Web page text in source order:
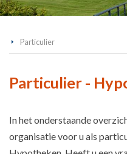
Particulier
Particulier -
In het onderstaande
organisatie voor u als